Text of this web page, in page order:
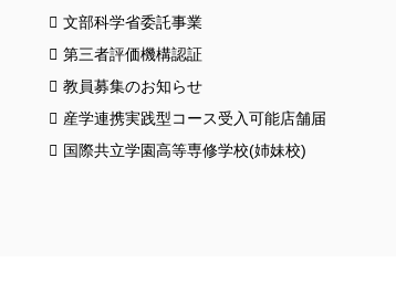
文部科学省委託事業
第三者評価機構認証
教員募集のお知らせ
産学連携実践型コース受入可能店舗届
国際共立学園高等専修学校(姉妹校)